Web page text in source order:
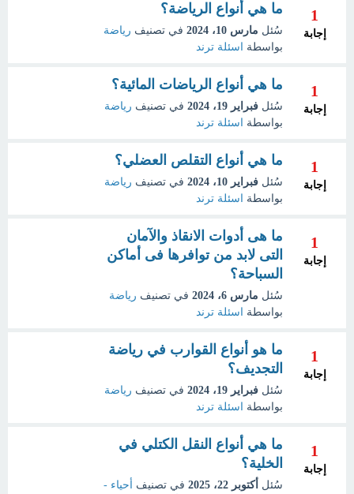
1
إجابة
ما هي أنواع الرياضة؟
سُئل مارس 10، 2024 في تصنيف رياضة
بواسطة
اسئلة ترند
1
إجابة
ما هي أنواع الرياضات المائية؟
سُئل فبراير 19، 2024 في تصنيف رياضة
بواسطة
اسئلة ترند
1
إجابة
ما هي أنواع التقلص العضلي؟
سُئل فبراير 10، 2024 في تصنيف رياضة
بواسطة
اسئلة ترند
1
إجابة
ما هى أدوات الانقاذ والآمان
التى لابد من توافرها فى أماكن
السباحة؟
سُئل مارس 6، 2024 في تصنيف رياضة
بواسطة
اسئلة ترند
1
إجابة
ما هو أنواع القوارب في رياضة
التجديف؟
سُئل فبراير 19، 2024 في تصنيف رياضة
بواسطة
اسئلة ترند
1
إجابة
ما هي أنواع النقل الكتلي في
الخلية؟
سُئل أكتوبر 22، 2025 في تصنيف
أحياء -